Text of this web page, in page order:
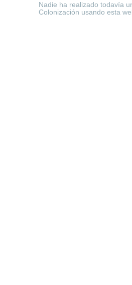
Nadie ha realizado todavía
Colonización usando esta